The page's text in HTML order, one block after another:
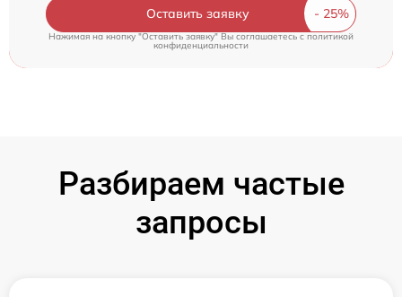
Оставить заявку
Нажимая на кнопку "Оставить заявку" Вы соглашаетесь cполитикой
конфиденциальности
Разбираем частые
запросы